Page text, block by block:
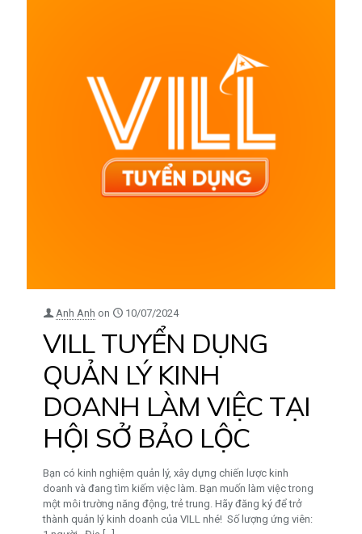
Anh Anh on 10/07/2024
VILL TUYỂN DỤNG
QUẢN LÝ KINH
DOANH LÀM VIỆC TẠI
HỘI SỞ BẢO LỘC
Bạn có kinh nghiệm quản lý, xây dựng chiến lược kinh
doanh và đang tìm kiếm việc làm. Bạn muốn làm việc trong
một môi trường năng động, trẻ trung. Hãy đăng ký để trở
thành quản lý kinh doanh của VILL nhé! Số lượng ứng viên: